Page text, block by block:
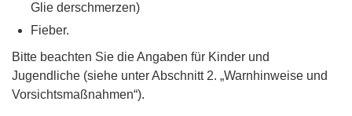
Glie derschmerzen)
Fieber.
Bitte beachten Sie die Angaben für Kinder und
Jugendliche (siehe unter Abschnitt 2. „Warnhinweise und
Vorsichtsmaßnahmen“).